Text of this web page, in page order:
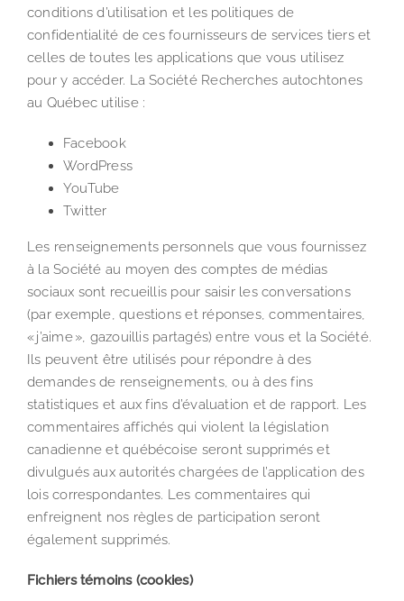
conditions d’utilisation et les politiques de
confidentialité de ces fournisseurs de services tiers et
celles de toutes les applications que vous utilisez
pour y accéder. La Société Recherches autochtones
au Québec utilise :
Facebook
WordPress
YouTube
Twitter
Les renseignements personnels que vous fournissez
à la Société au moyen des comptes de médias
sociaux sont recueillis pour saisir les conversations
(par exemple, questions et réponses, commentaires,
« j’aime », gazouillis partagés) entre vous et la Société.
Ils peuvent être utilisés pour répondre à des
demandes de renseignements, ou à des fins
statistiques et aux fins d’évaluation et de rapport. Les
commentaires affichés qui violent la législation
canadienne et québécoise seront supprimés et
divulgués aux autorités chargées de l’application des
lois correspondantes. Les commentaires qui
enfreignent nos règles de participation seront
également supprimés.
Fichiers témoins (cookies)